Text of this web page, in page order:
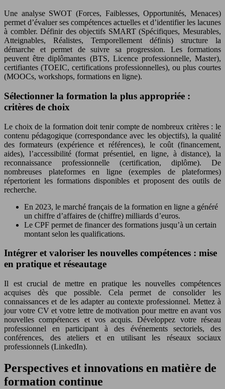
Une analyse SWOT (Forces, Faiblesses, Opportunités, Menaces)
permet d’évaluer ses compétences actuelles et d’identifier les lacunes
à combler. Définir des objectifs SMART (Spécifiques, Mesurables,
Atteignables, Réalistes, Temporellement définis) structure la
démarche et permet de suivre sa progression. Les formations
peuvent être diplômantes (BTS, Licence professionnelle, Master),
certifiantes (TOEIC, certifications professionnelles), ou plus courtes
(MOOCs, workshops, formations en ligne).
Sélectionner la formation la plus appropriée :
critères de choix
Le choix de la formation doit tenir compte de nombreux critères : le
contenu pédagogique (correspondance avec les objectifs), la qualité
des formateurs (expérience et références), le coût (financement,
aides), l’accessibilité (format présentiel, en ligne, à distance), la
reconnaissance professionnelle (certification, diplôme). De
nombreuses plateformes en ligne (exemples de plateformes)
répertorient les formations disponibles et proposent des outils de
recherche.
En 2023, le marché français de la formation en ligne a généré
un chiffre d’affaires de (chiffre) milliards d’euros.
Le CPF permet de financer des formations jusqu’à un certain
montant selon les qualifications.
Intégrer et valoriser les nouvelles compétences : mise
en pratique et réseautage
Il est crucial de mettre en pratique les nouvelles compétences
acquises dès que possible. Cela permet de consolider les
connaissances et de les adapter au contexte professionnel. Mettez à
jour votre CV et votre lettre de motivation pour mettre en avant vos
nouvelles compétences et vos acquis. Développez votre réseau
professionnel en participant à des événements sectoriels, des
conférences, des ateliers et en utilisant les réseaux sociaux
professionnels (LinkedIn).
Perspectives et innovations en matière de
formation continue